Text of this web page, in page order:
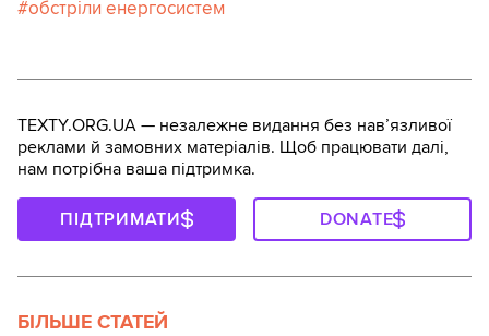
обстріли енергосистем
TEXTY.ORG.UA — незалежне видання без навʼязливої
реклами й замовних матеріалів. Щоб працювати далі,
нам потрібна ваша підтримка.
ПІДТРИМАТИ DONATE
БІЛЬШЕ СТАТЕЙ